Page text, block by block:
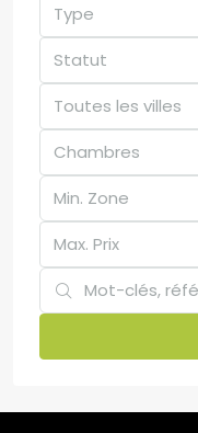
Type
Statut
Toutes les villes
Chambres
Max. Prix